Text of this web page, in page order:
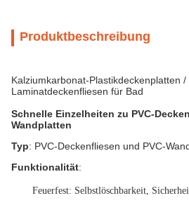
Produktbeschreibung
Kalziumkarbonat-Plastikdeckenplatten /
Laminatdeckenfliesen für Bad
Schnelle Einzelheiten zu PVC-
Wandplatten
Typ: PVC-Deckenfliesen und PVC-
Funktionalität:
Feuerfest: Selbstlöschbarkeit,